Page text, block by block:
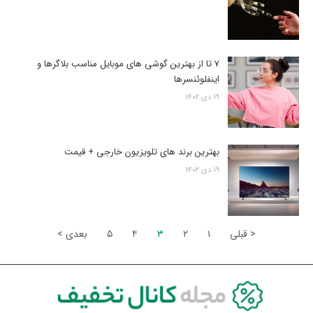
7 تا از بهترین گوشی های موبایل مناسب بلاگرها و
اینفلوئنسرها
۱۹ دی ۱۴۰۲
بهترین برند های تلویزیون خارجی + قیمت
۱۹ دی ۱۴۰۲
< قبلی ۱ ۲ ۳ ۴ ۵ بعدی >